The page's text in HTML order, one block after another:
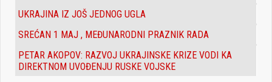
UKRAJINA IZ JOŠ JEDNOG UGLA
SREĆAN 1 MAJ , MEĐUNARODNI PRAZNIK RADA
PETAR AKOPOV: RAZVOJ UKRAJINSKE KRIZE VODI KA
DIREKTNOM UVOĐENJU RUSKE VOJSKE